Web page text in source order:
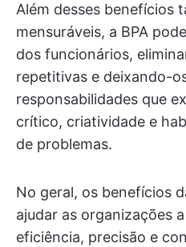
Além desses benefícios
mensuráveis, a BPA
dos funcionários,
repetitivas e deixando-
responsabilidades que
crítico, criatividade e
de problemas.
No geral, os benefícios
ajudar as organizações
eficiência, precisão e